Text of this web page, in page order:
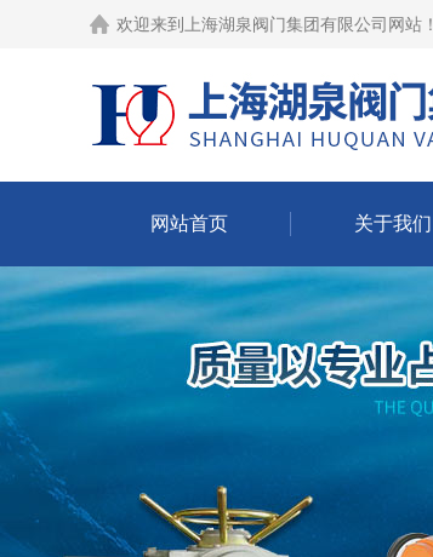
欢迎来到 上海湖泉阀门集团有限公司网站 ！
网站首页 关于我们